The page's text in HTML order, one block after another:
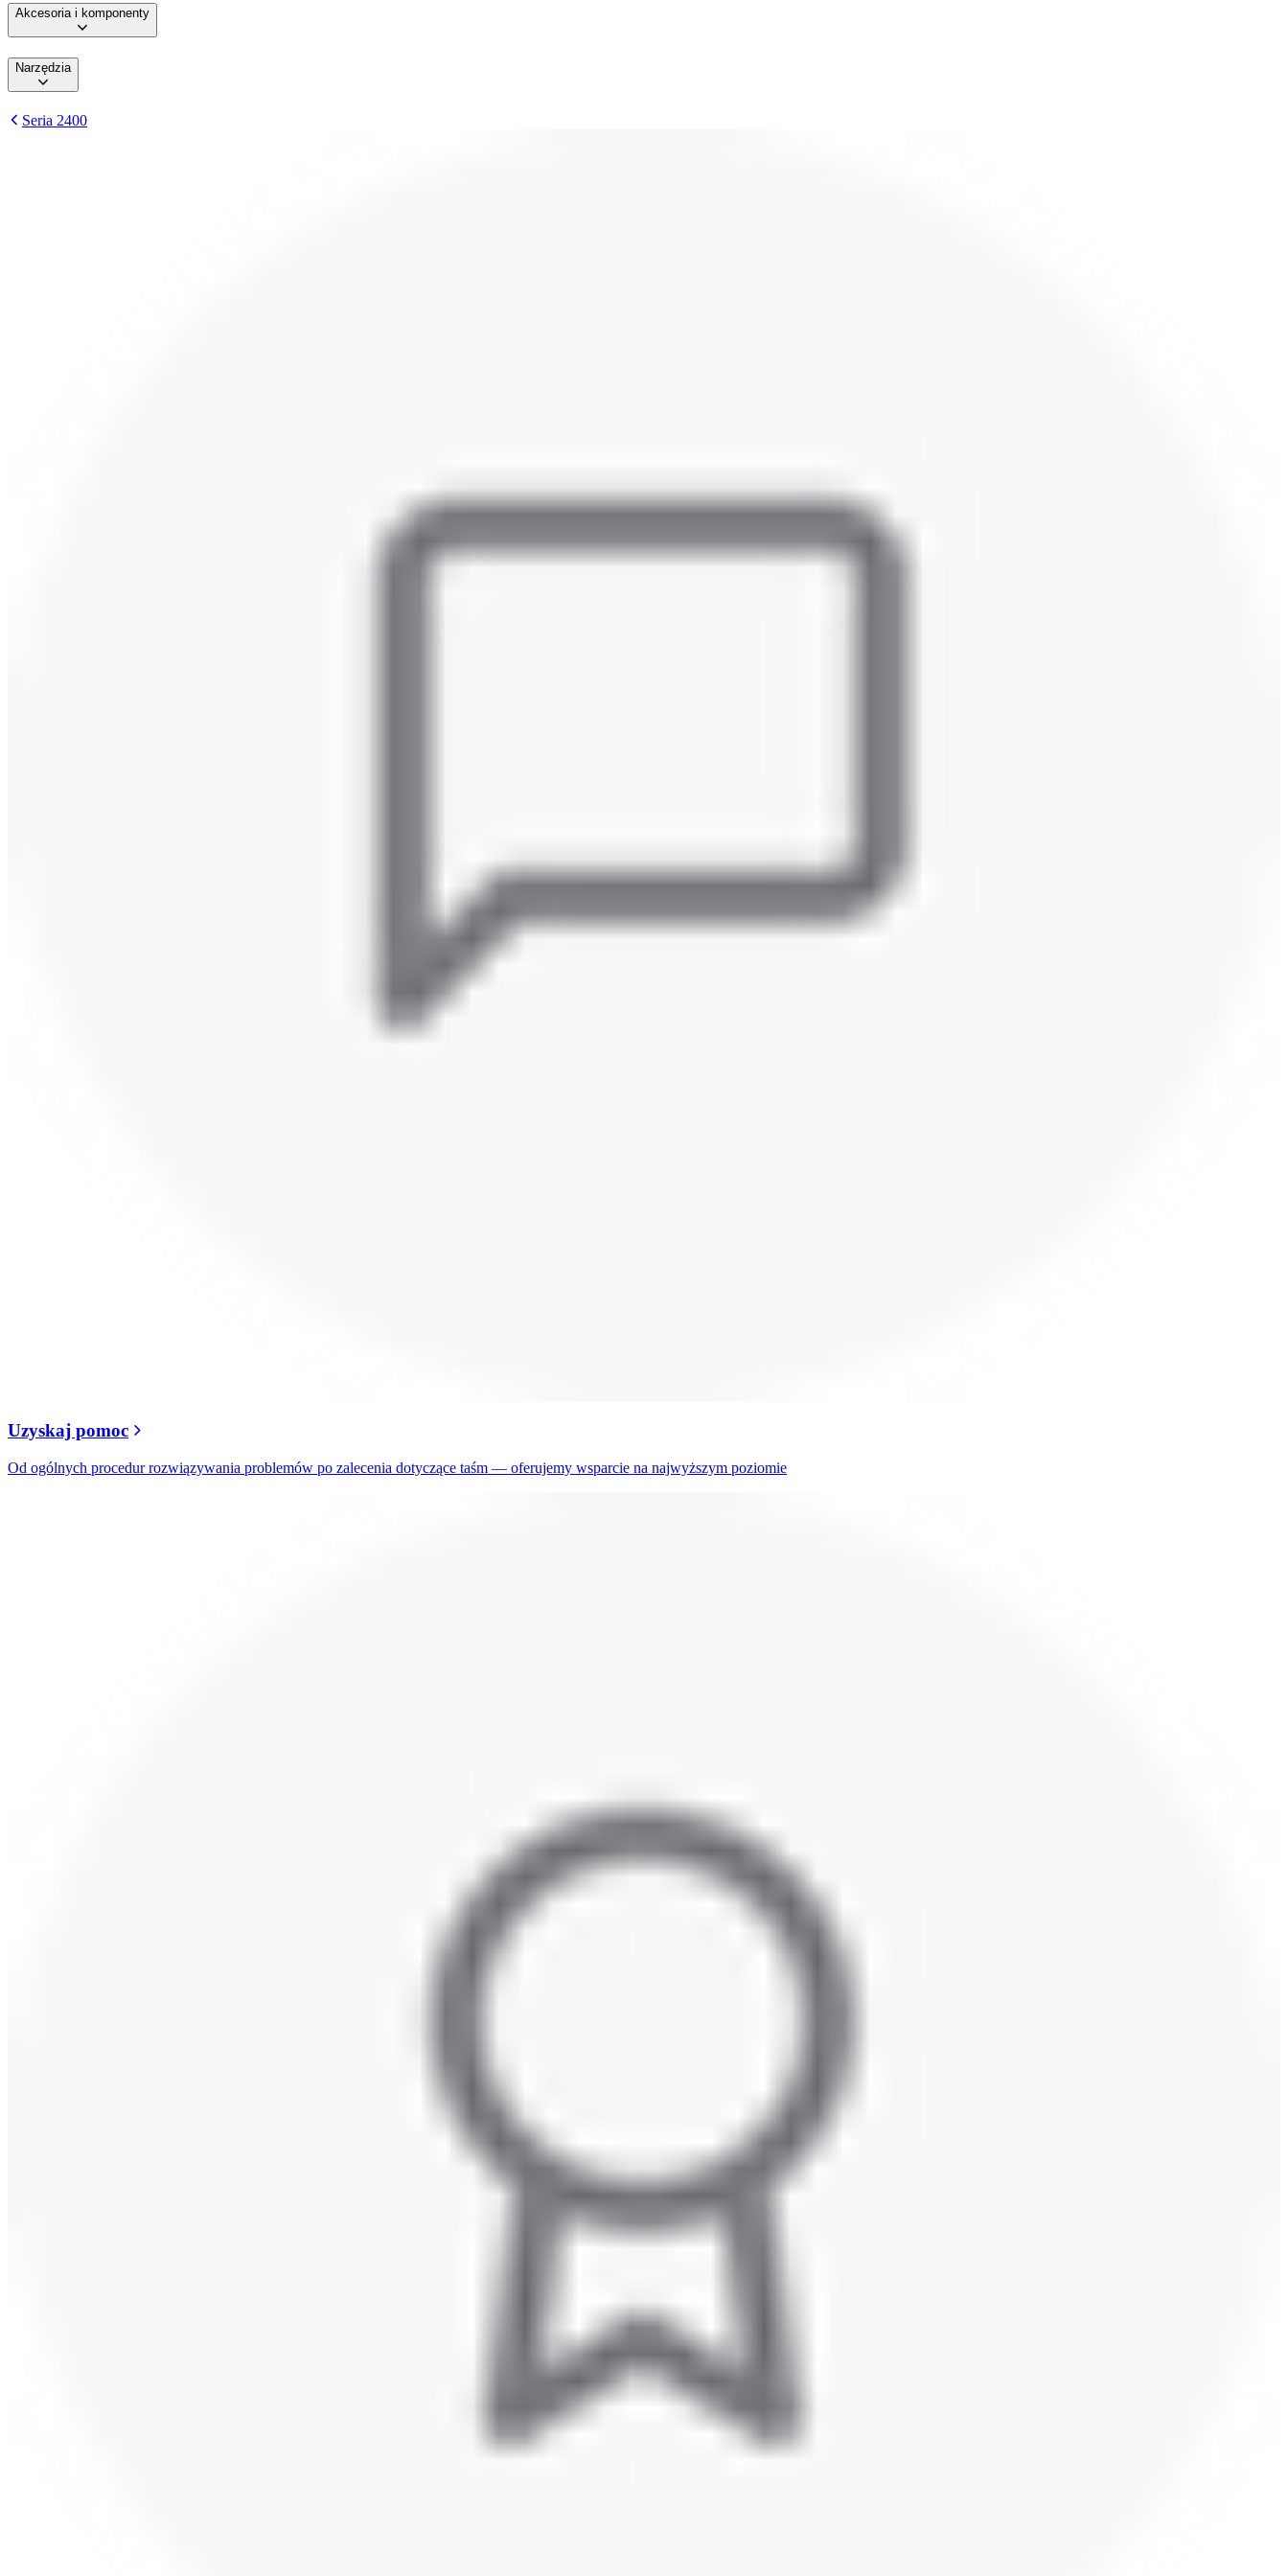
Akcesoria i komponenty
Narzędzia
Seria 2400
Uzyskaj pomoc
Od ogólnych procedur rozwiązywania problemów po zalecenia dotyczące taśm — oferujemy wsparcie na najwyższym poziomie